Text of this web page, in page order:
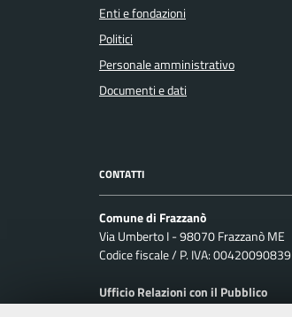
Enti e fondazioni
Politici
Personale amministrativo
Documenti e dati
CONTATTI
Comune di Frazzanò
Via Umberto I - 98070 Frazzanò ME
Codice fiscale / P. IVA: 00420090839
Ufficio Relazioni con il Pubblico